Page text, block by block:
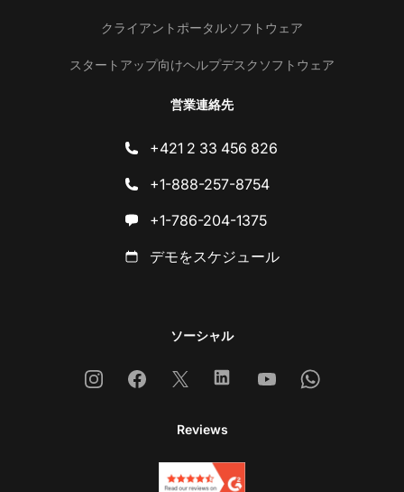
クライアントポータルソフトウェア
スタートアップ向けヘルプデスクソフトウェア
営業連絡先
+421 2 33 456 826
+1-888-257-8754
+1-786-204-1375
デモをスケジュール
ソーシャル
InstagramFacebook
X LinkedinYoutubeWhatsapp
Reviews